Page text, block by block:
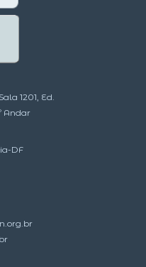
1201, Ed.
Andar
DF